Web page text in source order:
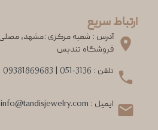
ارتباط سریع
فروشگاه تندیس
تلفن : 051-3136
09381869683
ایمیل : info@tandisjewelry.com